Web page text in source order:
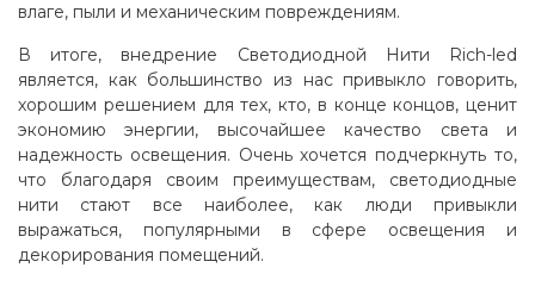
влаге, пыли и механическим повреждениям.
В итоге, внедрение Светодиодной Нити Rich-led
является, как большинство из нас привыкло говорить,
хорошим решением для тех, кто, в конце концов, ценит
экономию энергии, высочайшее качество света и
надежность освещения. Очень хочется подчеркнуть то,
что благодаря своим преимуществам, светодиодные
нити стают все наиболее, как люди привыкли
выражаться, популярными в сфере освещения и
декорирования помещений.